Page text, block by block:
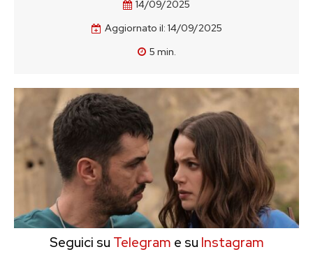
14/09/2025
Aggiornato il: 14/09/2025
5 min.
Seguici su Telegram e su Instagram